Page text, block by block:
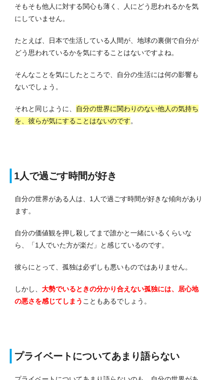
そもそも他人に対する関心も薄く、人にどう思われるかを気
にしていません。
たとえば、日本で生活している人間が、地球の裏側で自分が
どう思われているかを気にすることはないですよね。
そんなことを気にしたところで、自分の生活には何の影響も
ないでしょう。
それと同じように、
自分の世界に関わりのない他人の気持ち
を、彼らが気にすることはないのです。
1人で過ごす時間が好き
自分の世界がある人は、1人で過ごす時間が好きな傾向があり
ます。
自分の価値観を押し殺してまで誰かと一緒にいるくらいな
ら、「1人でいた方が楽だ」と感じているのです。
彼らにとって、孤独は必ずしも悪いものではありません。
しかし、 大勢でいるときの分かり合えない孤独には、居心地
の悪さを感じてしまう こともあるでしょう。
プライベートについてあまり語らない